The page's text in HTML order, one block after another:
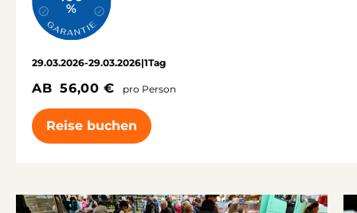
29.03.2026-29.03.2026|1Tag
AB 56,00 € pro Person
Reise buchen